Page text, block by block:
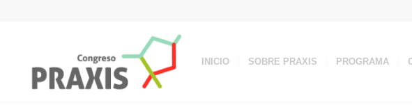
INICIO SOBRE PRAXIS PROGRAMA